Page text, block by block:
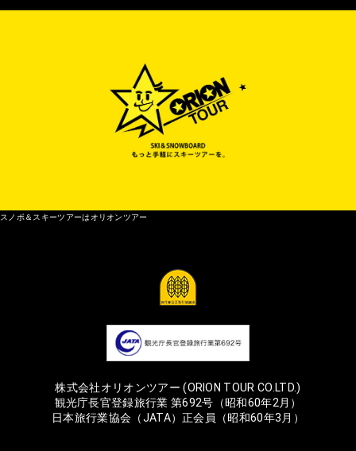
スノボ＆スキーツアーはオリオンツアー
株式会社オリオンツアー (ORION TOUR CO.LTD.)
観光庁長官登録旅行業 第692号（昭和60年2月）
日本旅行業協会（JATA）正会員（昭和60年3月）